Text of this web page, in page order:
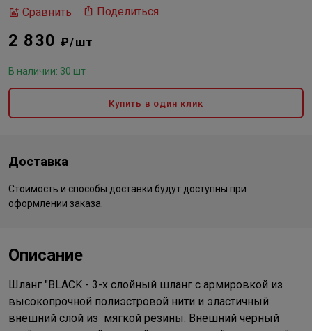
Сравнить Поделиться
2 830₽/шт
В наличии: 30 шт
Купить в один клик
Доставка
Стоимость и способы доставки будут доступны при
оформлении заказа.
Описание
Шланг "BLACK - 3-х слойный шланг c армировкой из
высокопрочной полиэстровой нити и эластичный
внешний слой из мягкой резины. Внешний черный